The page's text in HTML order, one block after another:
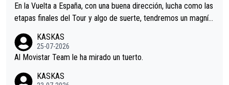
En la Vuelta a España, con una buena dirección, lucha como las
etapas finales del Tour y algo de suerte, tendremos un magnífi
KASKAS
25-07-2026
Al Movistar Team le ha mirado un tuerto.
KASKAS